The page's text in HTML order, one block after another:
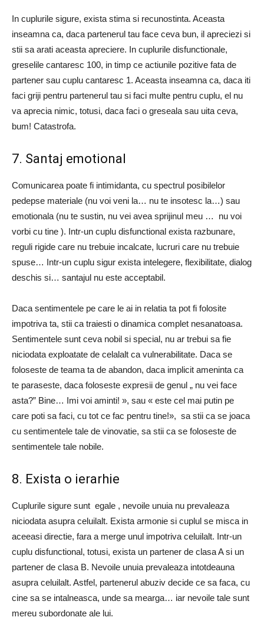
In cuplurile sigure, exista stima si recunostinta. Aceasta
inseamna ca, daca partenerul tau face ceva bun, il apreciezi si
stii sa arati aceasta apreciere. In cuplurile disfunctionale,
greselile cantaresc 100, in timp ce actiunile pozitive fata de
partener sau cuplu cantaresc 1. Aceasta inseamna ca, daca iti
faci griji pentru partenerul tau si faci multe pentru cuplu, el nu
va aprecia nimic, totusi, daca faci o greseala sau uita ceva,
bum! Catastrofa.
7. Santaj emotional
Comunicarea poate fi intimidanta, cu spectrul posibilelor
pedepse materiale (nu voi veni la… nu te insotesc la…) sau
emotionala (nu te sustin, nu vei avea sprijinul meu … nu voi
vorbi cu tine ). Intr-un cuplu disfunctional exista razbunare,
reguli rigide care nu trebuie incalcate, lucruri care nu trebuie
spuse… Intr-un cuplu sigur exista intelegere, flexibilitate, dialog
deschis si… santajul nu este acceptabil.
Daca sentimentele pe care le ai in relatia ta pot fi folosite
impotriva ta, stii ca traiesti o dinamica complet nesanatoasa.
Sentimentele sunt ceva nobil si special, nu ar trebui sa fie
niciodata exploatate de celalalt ca vulnerabilitate. Daca se
foloseste de teama ta de abandon, daca implicit ameninta ca
te paraseste, daca foloseste expresii de genul „ nu vei face
asta?” Bine… Imi voi aminti! », sau « este cel mai putin pe
care poti sa faci, cu tot ce fac pentru tine!», sa stii ca se joaca
cu sentimentele tale de vinovatie, sa stii ca se foloseste de
sentimentele tale nobile.
8. Exista o ierarhie
Cuplurile sigure sunt egale , nevoile unuia nu prevaleaza
niciodata asupra celuilalt. Exista armonie si cuplul se misca in
aceeasi directie, fara a merge unul impotriva celuilalt. Intr-un
cuplu disfunctional, totusi, exista un partener de clasa A si un
partener de clasa B. Nevoile unuia prevaleaza intotdeauna
asupra celuilalt. Astfel, partenerul abuziv decide ce sa faca, cu
cine sa se intalneasca, unde sa mearga… iar nevoile tale sunt
mereu subordonate ale lui.